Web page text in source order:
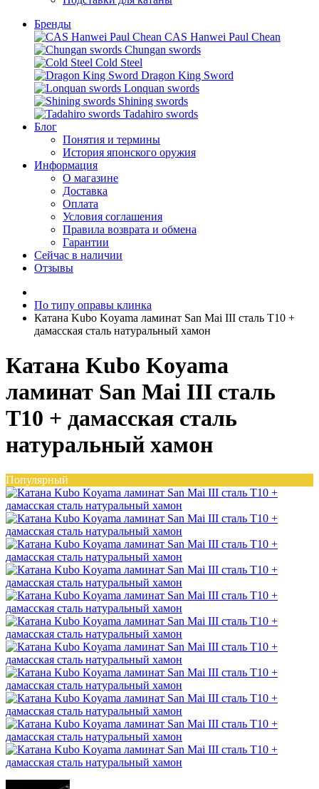
Бренды
CAS Hanwei Paul Chean
Chungan swords
Cold Steel
Dragon King Sword
Lonquan swords
Shining swords
Tadahiro swords
Блог
Понятия и термины
История японского оружия
Информация
О магазине
Доставка
Оплата
Условия соглашения
Правила возврата и обмена
Гарантии
Сейчас в наличии
Отзывы
По типу оправы клинка
Катана Kubo Koyama ламинат San Mai III сталь T10 +
дамасская сталь натуральный хамон
Катана Kubo Koyama
ламинат San Mai III сталь
T10 + дамасская сталь
натуральный хамон
Популярный